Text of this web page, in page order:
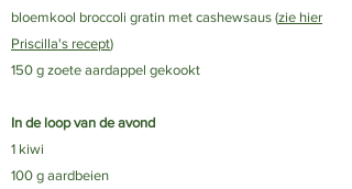
bloemkool broccoli gratin met cashewsaus (zie hier
Priscilla's recept)
150 g zoete aardappel gekookt
In de loop van de avond
1 kiwi
100 g aardbeien